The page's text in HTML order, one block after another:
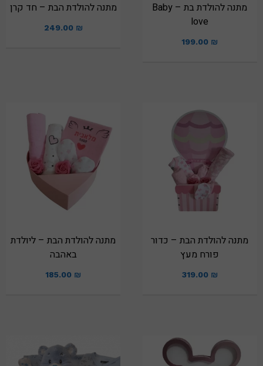
מתנה להולדת בת – Baby
love
199.00 ₪
מתנה להולדת הבת – חד קרן
249.00 ₪
מתנה להולדת הבת – כדור
פורח מעץ
319.00 ₪
מתנה להולדת הבת – ליולדת
באהבה
185.00 ₪